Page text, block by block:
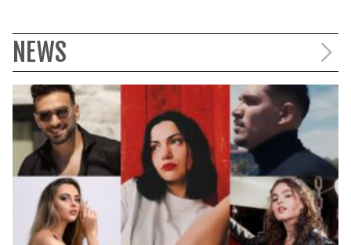
NEWS